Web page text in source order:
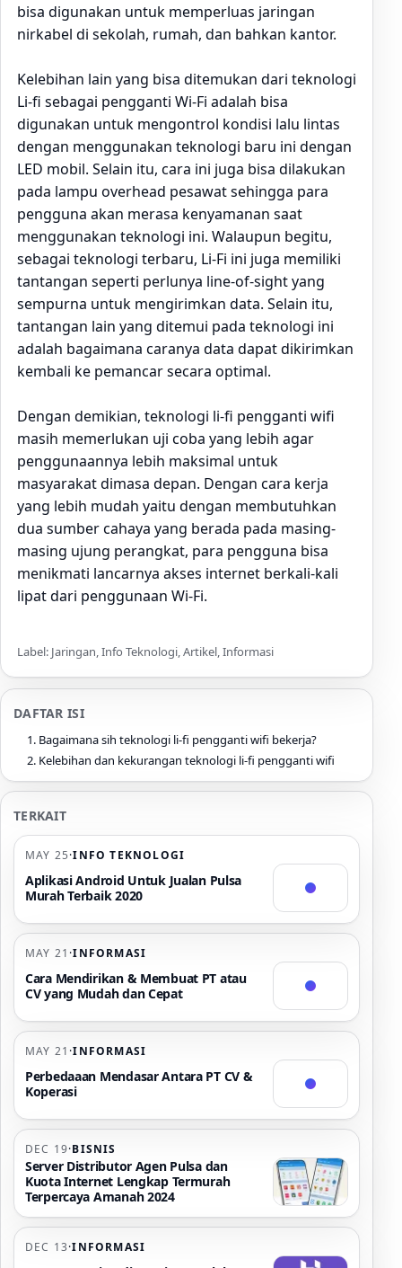
bisa digunakan untuk memperluas jaringan
nirkabel di sekolah, rumah, dan bahkan kantor.
Kelebihan lain yang bisa ditemukan dari teknologi
Li-fi sebagai pengganti Wi-Fi adalah bisa
digunakan untuk mengontrol kondisi lalu lintas
dengan menggunakan teknologi baru ini dengan
LED mobil. Selain itu, cara ini juga bisa dilakukan
pada lampu overhead pesawat sehingga para
pengguna akan merasa kenyamanan saat
menggunakan teknologi ini. Walaupun begitu,
sebagai teknologi terbaru, Li-Fi ini juga memiliki
tantangan seperti perlunya line-of-sight yang
sempurna untuk mengirimkan data. Selain itu,
tantangan lain yang ditemui pada teknologi ini
adalah bagaimana caranya data dapat dikirimkan
kembali ke pemancar secara optimal.
Dengan demikian, teknologi li-fi pengganti wifi
masih memerlukan uji coba yang lebih agar
penggunaannya lebih maksimal untuk
masyarakat dimasa depan. Dengan cara kerja
yang lebih mudah yaitu dengan membutuhkan
dua sumber cahaya yang berada pada masing-
masing ujung perangkat, para pengguna bisa
menikmati lancarnya akses internet berkali-kali
lipat dari penggunaan Wi-Fi.
Label: Jaringan, Info Teknologi, Artikel, Informasi
DAFTAR ISI
Bagaimana sih teknologi li-fi pengganti wifi bekerja?
Kelebihan dan kekurangan teknologi li-fi pengganti wifi
TERKAIT
MAY 25·INFO TEKNOLOGI
Aplikasi Android Untuk Jualan Pulsa
Murah Terbaik 2020
MAY 21 ·INFORMASI
Cara Mendirikan & Membuat PT atau
CV yang Mudah dan Cepat
MAY 21 ·INFORMASI
Perbedaaan Mendasar Antara PT CV &
Koperasi
DEC 19·BISNIS
Server Distributor Agen Pulsa dan
Kuota Internet Lengkap Termurah
Terpercaya Amanah 2024
DEC 13·INFORMASI